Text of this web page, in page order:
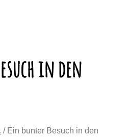
in den
/ Ein bunter Besuch in den